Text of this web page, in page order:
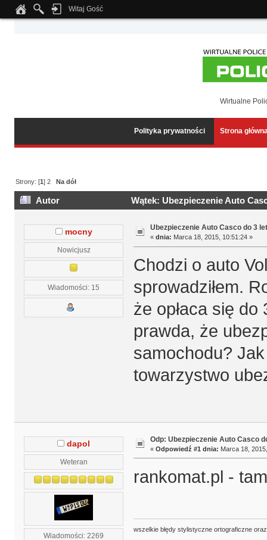
Notice: Undefined index: tapatalk_body_hook in
Witaj Gość
Wirtualne
Polityka prywatności Strona
Strony: [1]2 Na dół
Autor Wątek: Ubezpieczenie Auto
mocny
Nowicjusz
Wiadomości: 15
Ubezpieczenie Auto Casco do 3
« dnia: Marca 18, 2015, 10:51:24 »
Chodzi o auto
sprowadziłem.
że opłaca się
prawda, że
samochodu?
towarzystwo
dapol
Weteran
Wiadomości: 2269
Odp: Ubezpieczenie Auto Casco
« Odpowiedź #1 dnia: Marca 18,
rankomat.pl -
wszelkie błędy stylistyczne ortograficzne